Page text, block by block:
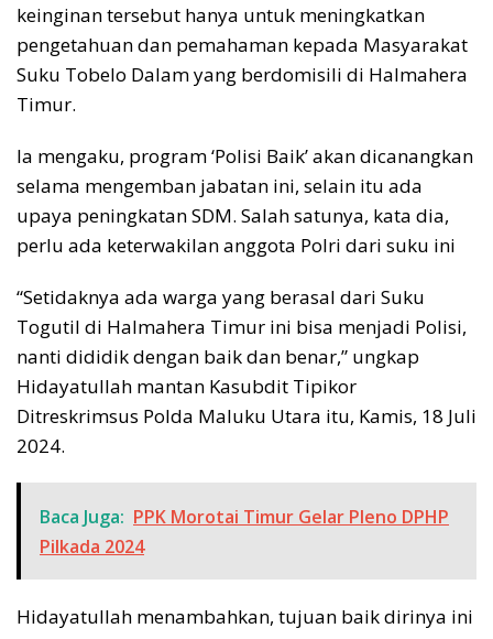
keinginan tersebut hanya untuk meningkatkan
pengetahuan dan pemahaman kepada Masyarakat
Suku Tobelo Dalam yang berdomisili di Halmahera
Timur.
Ia mengaku, program ‘Polisi Baik’ akan dicanangkan
selama mengemban jabatan ini, selain itu ada
upaya peningkatan SDM. Salah satunya, kata dia,
perlu ada keterwakilan anggota Polri dari suku ini
“Setidaknya ada warga yang berasal dari Suku
Togutil di Halmahera Timur ini bisa menjadi Polisi,
nanti dididik dengan baik dan benar,” ungkap
Hidayatullah mantan Kasubdit Tipikor
Ditreskrimsus Polda Maluku Utara itu, Kamis, 18 Juli
2024.
Baca Juga: PPK Morotai Timur Gelar Pleno DPHP
Pilkada 2024
Hidayatullah menambahkan, tujuan baik dirinya ini